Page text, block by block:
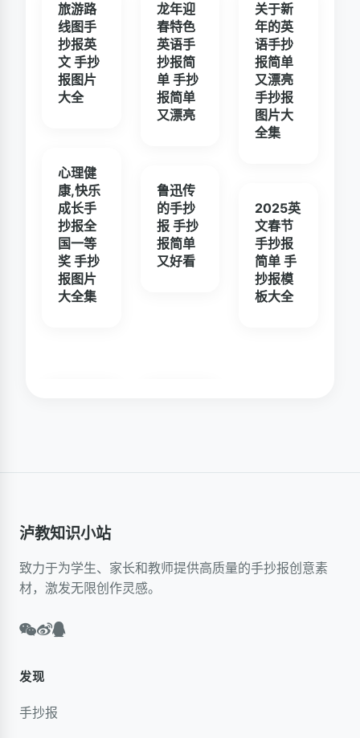
旅游路
线图手
抄报英
文 手抄
报图片
大全
心理健
康,快乐
成长手
抄报全
国一等
奖 手抄
报图片
大全集
龙年迎
春特色
英语手
抄报简
单 手抄
报简单
又漂亮
鲁迅传
的手抄
报 手抄
报简单
又好看
关于新
年的英
语手抄
报简单
又漂亮
手抄报
图片大
全集
2025英
文春节
手抄报
简单 手
抄报模
板大全
泸教知识小站
致力于为学生、家长和教师提供高质量的手抄报创意素
材，激发无限创作灵感。
发现
手抄报